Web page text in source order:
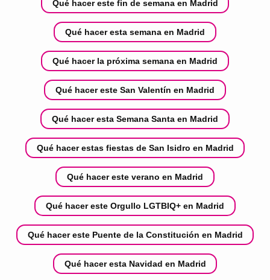
Qué hacer este fin de semana en Madrid
Qué hacer esta semana en Madrid
Qué hacer la próxima semana en Madrid
Qué hacer este San Valentín en Madrid
Qué hacer esta Semana Santa en Madrid
Qué hacer estas fiestas de San Isidro en Madrid
Qué hacer este verano en Madrid
Qué hacer este Orgullo LGTBIQ+ en Madrid
Qué hacer este Puente de la Constitución en Madrid
Qué hacer esta Navidad en Madrid